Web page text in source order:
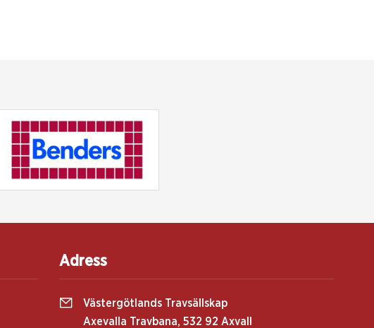
Adress
Västergötlands Travsällskap
Axevalla Travbana, 532 92 Axvall